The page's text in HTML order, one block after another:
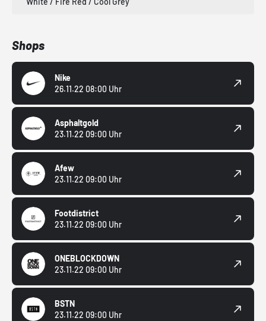
Shops
Nike
26.11.22 08:00 Uhr
Asphaltgold
23.11.22 09:00 Uhr
Afew
23.11.22 09:00 Uhr
Footdistrict
23.11.22 09:00 Uhr
ONEBLOCKDOWN
23.11.22 09:00 Uhr
BSTN
23.11.22 09:00 Uhr